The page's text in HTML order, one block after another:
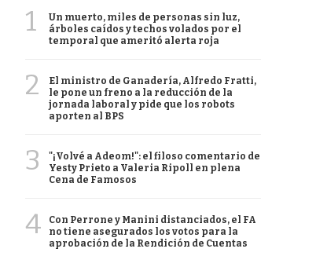
1
Un muerto, miles de personas sin luz,
árboles caídos y techos volados por el
temporal que ameritó alerta roja
2
El ministro de Ganadería, Alfredo Fratti,
le pone un freno a la reducción de la
jornada laboral y pide que los robots
aporten al BPS
3
"¡Volvé a Adeom!": el filoso comentario de
Yesty Prieto a Valeria Ripoll en plena
Cena de Famosos
4
Con Perrone y Manini distanciados, el FA
no tiene asegurados los votos para la
aprobación de la Rendición de Cuentas